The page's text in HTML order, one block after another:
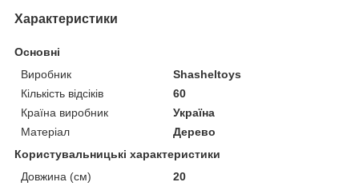
Характеристики
Основні
Виробник
Shasheltoys
Кількість відсіків
60
Країна виробник
Україна
Матеріал
Дерево
Користувальницькі характеристики
Довжина (см)
20